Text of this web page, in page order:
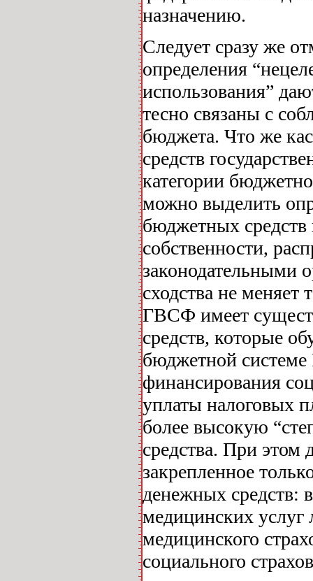
назначению.
Следует сразу же
определения
использования”
тесно связаны с
бюджета. Что же
средств
категории
можно выделить
бюджетных
собственности,
законодательными
сходства не меняет
ГВСФ имеет
средств, которые
бюджетной
финансирования
уплаты налоговых
более высокую
средства. При
закрепленное
денежных средств:
медицинских услуг
медицинского
социального